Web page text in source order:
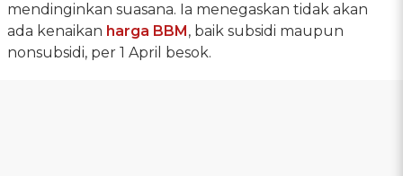
mendinginkan suasana. Ia menegaskan tidak akan
ada kenaikan harga BBM , baik subsidi maupun
nonsubsidi, per 1 April besok.